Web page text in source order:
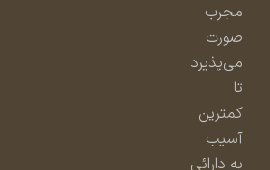
مجرب
صورت
می‌پذیرد
کمترین
آسیب
به دارائی